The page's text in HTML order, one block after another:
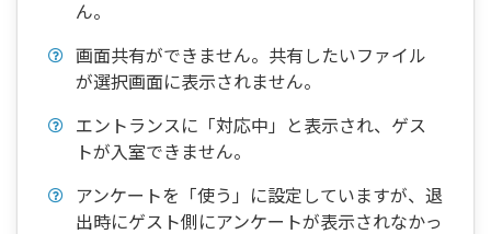
ん。
画面共有ができません。共有したいファイル
が選択画面に表示されません。
エントランスに「対応中」と表示され、ゲス
トが入室できません。
アンケートを「使う」に設定していますが、退
出時にゲスト側にアンケートが表示されなかっ